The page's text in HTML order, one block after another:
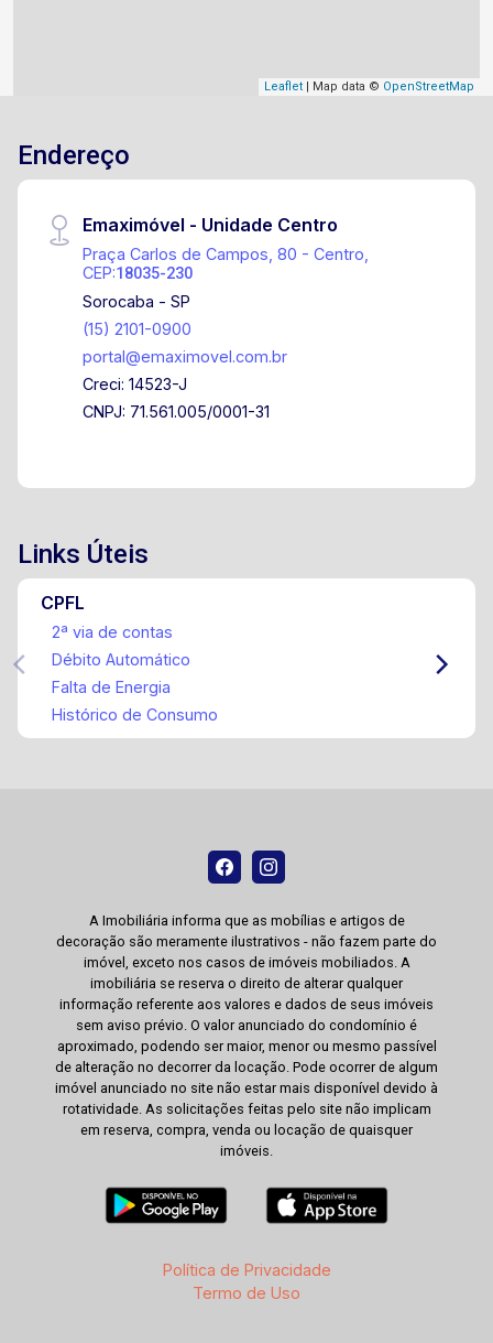
Leaflet | Map data © OpenStreetMap
Endereço
Emaximóvel - Unidade Centro
Praça Carlos de Campos, 80 - Centro,
CEP:18035-230
Sorocaba - SP
(15) 2101-0900
portal@emaximovel.com.br
Creci: 14523-J
CNPJ: 71.561.005/0001-31
Links Úteis
CPFL
2ª via de contas
Débito Automático
Falta de Energia
Histórico de Consumo
A Imobiliária informa que as mobílias e artigos de
decoração são meramente ilustrativos - não fazem parte do
imóvel, exceto nos casos de imóveis mobiliados. A
imobiliária se reserva o direito de alterar qualquer
informação referente aos valores e dados de seus imóveis
sem aviso prévio. O valor anunciado do condomínio é
aproximado, podendo ser maior, menor ou mesmo passível
de alteração no decorrer da locação. Pode ocorrer de algum
imóvel anunciado no site não estar mais disponível devido à
rotatividade. As solicitações feitas pelo site não implicam
em reserva, compra, venda ou locação de quaisquer
imóveis.
Política de Privacidade
Termo de Uso